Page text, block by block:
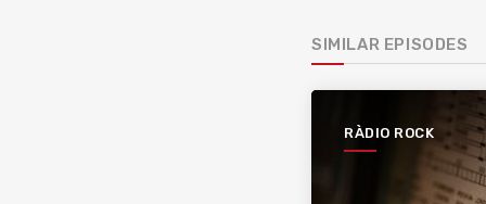
SIMILAR EPISODES
RÀDIO ROCK